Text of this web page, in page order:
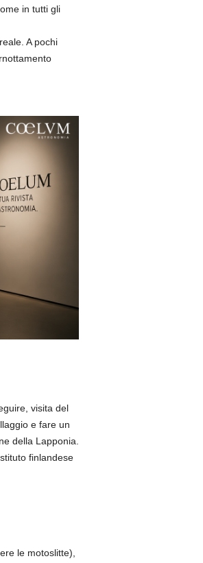
in tutti gli
A pochi
visita del
e fare un
della Lapponia.
finlandese
le motoslitte),